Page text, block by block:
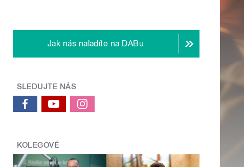
Jak nás naladíte na DABu
SLEDUJTE NÁS
KOLEGOVÉ